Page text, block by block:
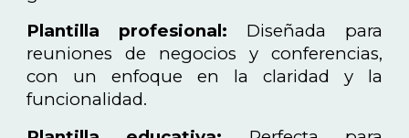
Plantilla profesional: Diseñada para
reuniones de negocios y conferencias,
con un enfoque en la claridad y la
funcionalidad.